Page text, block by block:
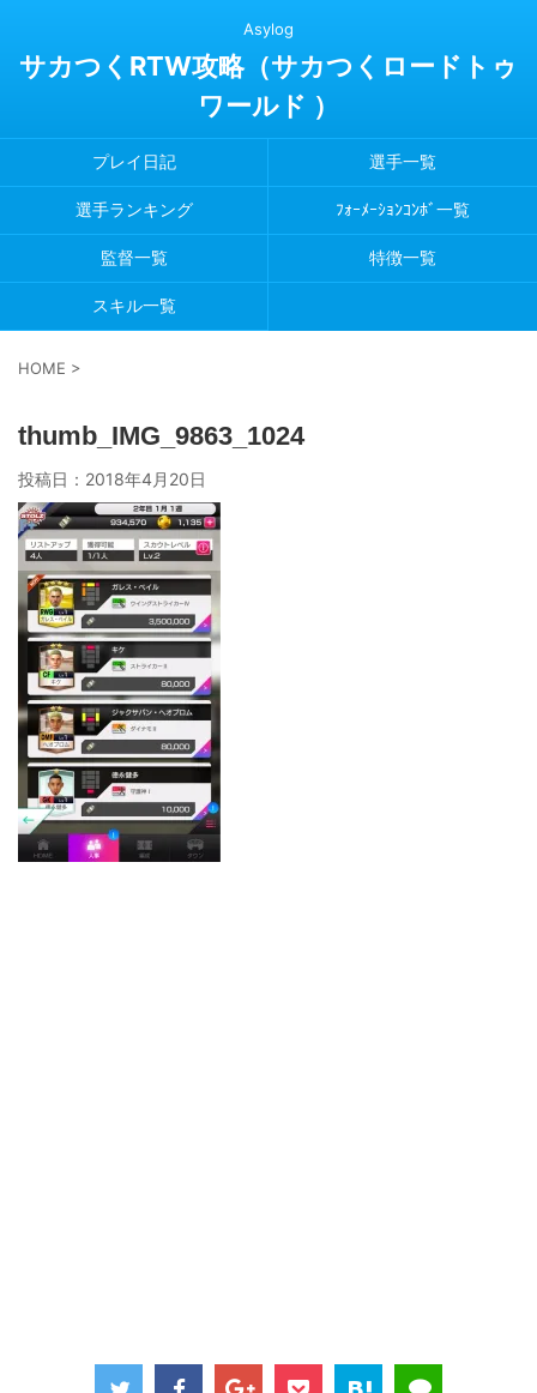
Asylog
サカつくRTW攻略（サカつくロードトゥ
ワールド ）
プレイ日記 選手一覧
選手ランキング ﾌｫｰﾒｰｼｮﾝｺﾝﾎﾞ一覧
監督一覧 特徴一覧
スキル一覧
HOME >
thumb_IMG_9863_1024
投稿日： 2018年4月20日